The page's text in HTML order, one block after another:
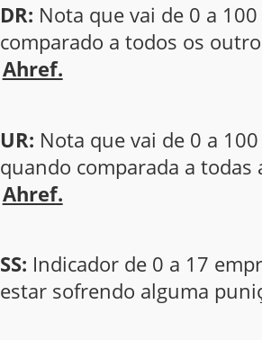
DR: Nota que vai de 0 a
comparado a todos os
Ahref.
UR: Nota que vai de 0 a
quando comparada a
Ahref.
SS: Indicador de 0 a 17
estar sofrendo alguma